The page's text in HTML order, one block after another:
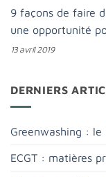
9 façons de faire
une opportunité
13 avril 2019
DERNIERS
Greenwashing :
ECGT : matières